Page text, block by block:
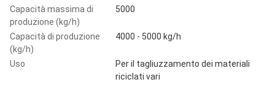
Capacità massima di
produzione (kg/h)
5000
Capacità di produzione
(kg/h)
4000 - 5000 kg/h
Uso
Per il tagliuzzamento dei materiali
riciclati vari